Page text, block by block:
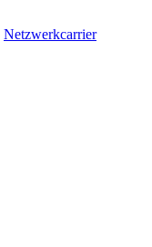
Netzwerkcarrier